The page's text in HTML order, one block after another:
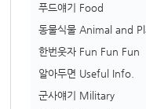
푸드얘기 Food
동물식물 Animal and
한번웃자 Fun Fun Fun
알아두면 Useful Info.
군사얘기 Military